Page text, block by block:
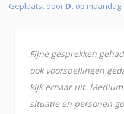
Geplaatst door D. op maandag
Fijne gesprekken
ook voorspellingen
kijk ernaar uit.
situatie en personen